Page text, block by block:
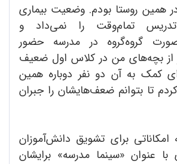
همین روستا بودم. وضعیت بیماری
تدریس تمام‌وقت را نمی‌داد و
گروه‌گروه در مدرسه حضور
از بچه‌های من در کلاس اول ضعیف
کمک به آن دو نفر دوباره همین
تا بتوانم ضعف‌هایشان را جبران
امکاناتی برای تشویق دانش‌آموزان
با عنوان «سینما مدرسه» برایشان